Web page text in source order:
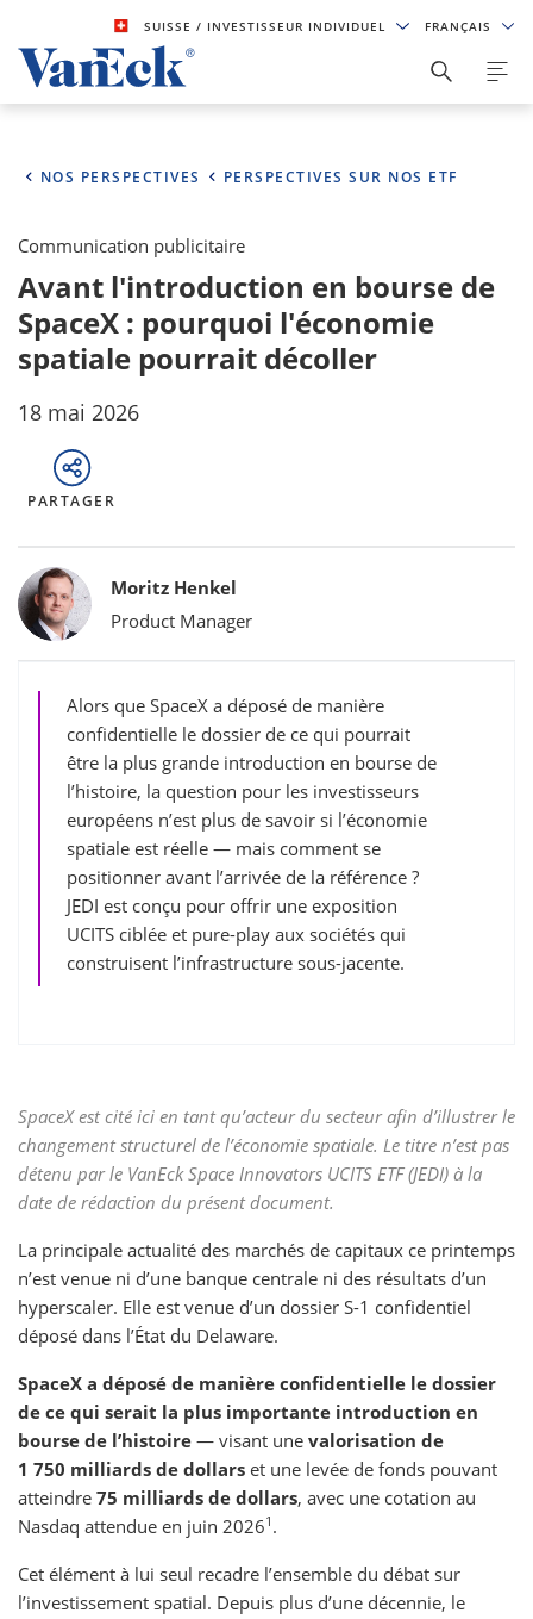
SUISSE/ INVESTISSEUR INDIVIDUEL FRANÇAIS
NOS PERSPECTIVES PERSPECTIVES SUR NOS ETF
Communication publicitaire
Avant l'introduction en bourse de
SpaceX : pourquoi l'économie
spatiale pourrait décoller
18 mai 2026
PARTAGER
Bylines
Moritz Henkel
Product Manager
Alors que SpaceX a déposé de manière
confidentielle le dossier de ce qui pourrait
être la plus grande introduction en bourse de
l’histoire, la question pour les investisseurs
européens n’est plus de savoir si l’économie
spatiale est réelle — mais comment se
positionner avant l’arrivée de la référence ?
JEDI est conçu pour offrir une exposition
UCITS ciblée et pure-play aux sociétés qui
construisent l’infrastructure sous-jacente.
SpaceX est cité ici en tant qu’acteur du secteur afin d’illustrer le
changement structurel de l’économie spatiale. Le titre n’est pas
détenu par le VanEck Space Innovators UCITS ETF (JEDI) à la
date de rédaction du présent document.
La principale actualité des marchés de capitaux ce printemps
n’est venue ni d’une banque centrale ni des résultats d’un
hyperscaler. Elle est venue d’un dossier S-1 confidentiel
déposé dans l’État du Delaware.
SpaceX a déposé de manière confidentielle le dossier
de ce qui serait la plus importante introduction en
bourse de l’histoire — visant une valorisation de
1 750 milliards de dollars et une levée de fonds pouvant
atteindre 75 milliards de dollars, avec une cotation au
Nasdaq attendue en juin 20261 .
Cet élément à lui seul recadre l’ensemble du débat sur
l’investissement spatial. Depuis plus d’une décennie, le